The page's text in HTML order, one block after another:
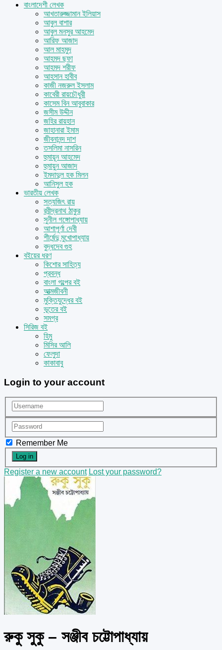
বাংলাদেশী লেখক
আখতারুজ্জামান ইলিয়াস
আবুল বাশার
আবুল মনসুর আহমেদ
আরিফ আজাদ
আল মাহমুদ
আহমদ ছফা
আহমদ শরীফ
আহসান হাবীব
কাজী নজরুল ইসলাম
কাবেরী রায়চৌধুরী
কাসেম বিন আবুবাকার
জসীম উদ্দীন
জহির রায়হান
জাহানারা ইমাম
জীবনানন্দ দাশ
তসলিমা নাসরিন
হুমায়ূন আহমেদ
হুমায়ুন আজাদ
ইমদাদুল হক মিলন
আনিসুল হক
ভারতীয় লেখক
সত্যজিৎ রায়
রবীন্দ্রনাথ ঠাকুর
সুনীল গঙ্গোপাধ্যায়
আশাপূর্ণা দেবী
শীর্ষেন্দু মুখোপাধ্যায়
বুদ্ধদেব গুহ
বইয়ের ধরণ
কিশোর সাহিত্য
প্রবন্ধ
বাংলা গল্পের বই
আত্মজীবনী
মুক্তিযুদ্ধের বই
ভূতের বই
সমগ্র
সিরিজ বই
হিমু
মিসির আলি
ফেলুদা
কাকাবাবু
Login to your account
Remember Me
Register a new account Lost your password?
রুকু সুকু – সঞ্জীব চট্টোপাধ্যায়